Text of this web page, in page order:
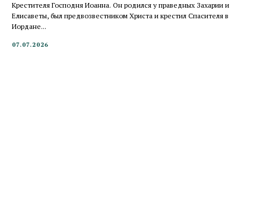
Крестителя Господня Иоанна. Он родился у праведных Захарии и
Елисаветы, был предвозвестником Христа и крестил Спасителя в
Иордане...
07.07.2026